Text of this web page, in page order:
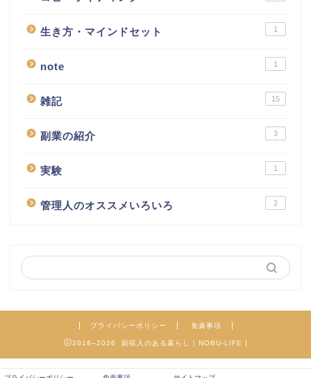
生き方・マインドセット 1
note 1
雑記 15
副業の紹介 3
実験 1
管理人のオススメいろいろ 2
プライバシーポリシー 免責事項
2018–2026 副収入のある暮らし | NOBU-LIFE |